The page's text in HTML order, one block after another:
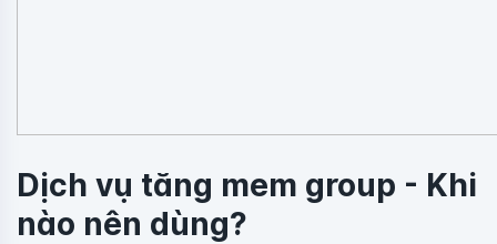
Dịch vụ tăng mem group - Khi
nào nên dùng?